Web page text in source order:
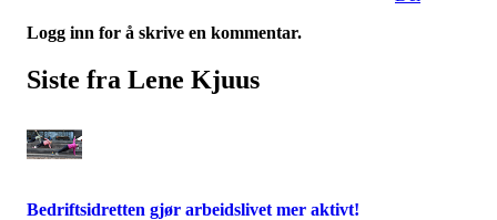
Logg inn for å skrive en kommentar.
Siste fra Lene Kjuus
Bedriftsidretten gjør arbeidslivet mer aktivt!